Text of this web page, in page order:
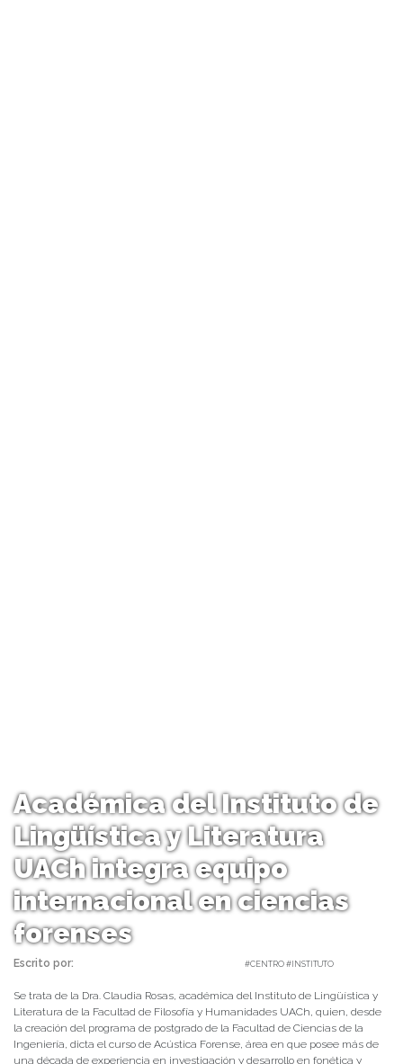
Académica del Instituto de
Lingüística y Literatura
UACh integra equipo
internacional en ciencias
forenses
Escrito por: #CENTRO #INSTITUTO
Se trata de la Dra. Claudia Rosas, académica del Instituto de Lingüística y
Literatura de la Facultad de Filosofía y Humanidades UACh, quien, desde
la creación del programa de postgrado de la Facultad de Ciencias de la
Ingeniería, dicta el curso de Acústica Forense, área en que posee más de
una década de experiencia en investigación y desarrollo en fonética y